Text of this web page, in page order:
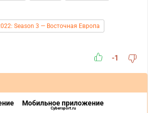
Season 3 — Восточная Европа
-1
Мобильное приложение
Cybersport.ru